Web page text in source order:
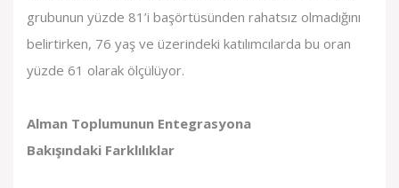
grubunun yüzde 81’i başörtüsünden rahatsız olmadığını
belirtirken, 76 yaş ve üzerindeki katılımcılarda bu oran
yüzde 61 olarak ölçülüyor.
Alman Toplumunun Entegrasyona
Bakışındaki Farklılıklar